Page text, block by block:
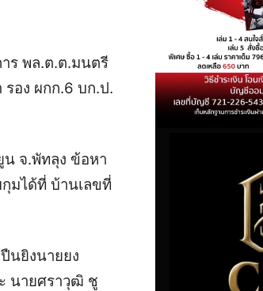
ร พล.ต.ต.มนตรี
อง ผกก.6 บก.ป.
น จ.พัทลุง ข้อหา
มได้ที่ บ้านเลขที่
นยิงนายยง
นายศราวุฒิ ชู